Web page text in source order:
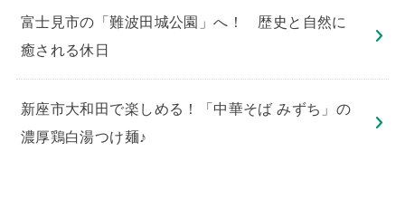
​富士見市の「難波田城公園」へ！ 歴史と自然に
癒される休日
新座市大和田で楽しめる！「中華そば みずち」の
濃厚鶏白湯つけ麺♪